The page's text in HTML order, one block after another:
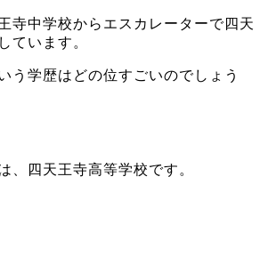
寺中学校からエスカレーターで四天
ています。
う学歴はどの位すごいのでしょう
、四天王寺高等学校です。